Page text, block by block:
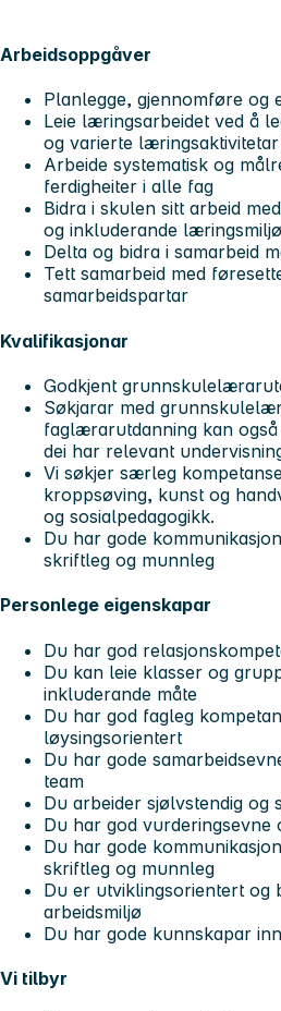
Arbeidsoppgåver
Planlegge, gjennomføre og
Leie læringsarbeidet ved å
og varierte
Arbeide systematisk og
ferdigheiter i alle fag
Bidra i skulen sitt arbeid
og inkluderande læringsmiljø
Delta og bidra i samarbeid
Tett samarbeid med
samarbeidspartar
Kvalifikasjonar
Godkjent
Søkjarar med
faglærarutdanning kan
dei har relevant
Vi søkjer særleg
kroppsøving, kunst og
og sosialpedagogikk.
Du har gode
skriftleg og munnleg
Personlege eigenskapar
Du har god
Du kan leie klasser og
inkluderande måte
Du har god fagleg
løysingsorientert
Du har gode
team
Du arbeider sjølvstendig og
Du har god
Du har gode
skriftleg og munnleg
Du er utviklingsorientert og
arbeidsmiljø
Du har gode kunnskapar
Vi tilbyr